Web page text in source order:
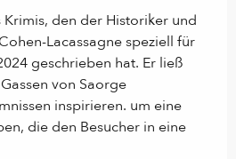
den der Historiker und
Lacassagne speziell für
geschrieben hat. Er ließ
von Saorge
inspirieren. um eine
die den Besucher in eine